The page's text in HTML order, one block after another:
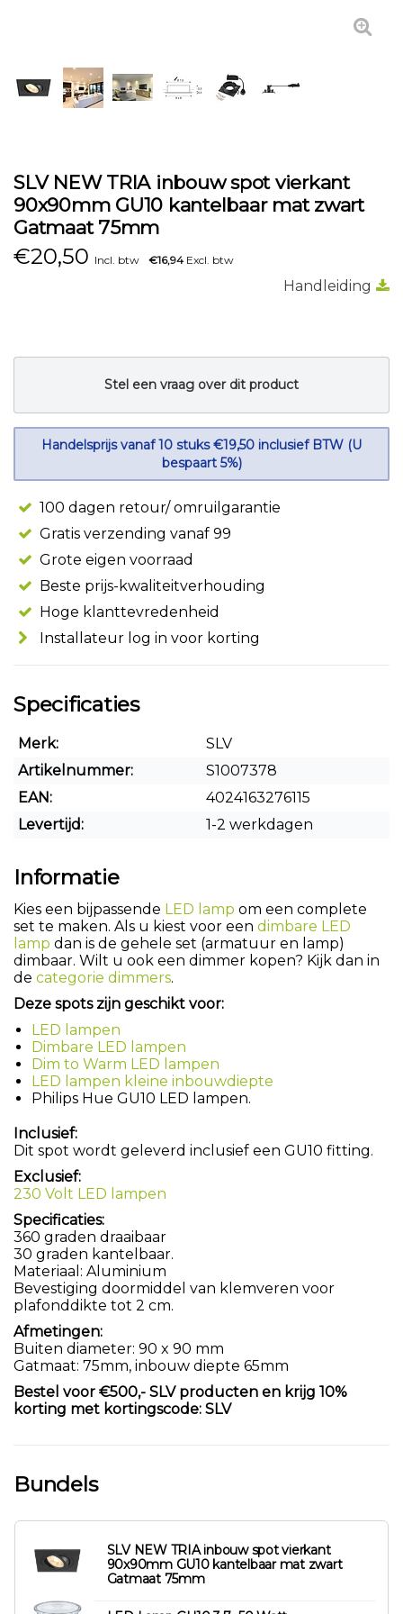
SLV NEW TRIA inbouw spot vierkant
90x90mm GU10 kantelbaar mat zwart
Gatmaat 75mm
€20,50 Incl. btw €16,94Excl. btw
Handleiding
Stel een vraag over dit product
Handelsprijs vanaf 10 stuks €19,50 inclusief BTW (U
bespaart 5%)
100 dagen retour/ omruilgarantie
Gratis verzending vanaf 99
Grote eigen voorraad
Beste prijs-kwaliteitverhouding
Hoge klanttevredenheid
Installateur log in voor korting
Specificaties
Merk:
SLV
Artikelnummer:
S1007378
EAN:
4024163276115
Levertijd:
1-2 werkdagen
Informatie
Kies een bijpassende LED lamp om een complete
set te maken. Als u kiest voor een dimbare LED
lamp dan is de gehele set (armatuur en lamp)
dimbaar. Wilt u ook een dimmer kopen? Kijk dan in
de categorie dimmers.
Deze spots zijn geschikt voor:
LED lampen
Dimbare LED lampen
Dim to Warm LED lampen
LED lampen kleine inbouwdiepte
Philips Hue GU10 LED lampen.
Inclusief:
Dit spot wordt geleverd inclusief een GU10 fitting.
Exclusief:
230 Volt LED lampen
Specificaties:
360 graden draaibaar
30 graden kantelbaar.
Materiaal: Aluminium
Bevestiging doormiddel van klemveren voor
plafonddikte tot 2 cm.
Afmetingen:
Buiten diameter: 90 x 90 mm
Gatmaat: 75mm, inbouw diepte 65mm
Bestel voor €500,- SLV producten en krijg 10%
korting met kortingscode: SLV
Bundels
SLV NEW TRIA inbouw spot vierkant
90x90mm GU10 kantelbaar mat zwart
Gatmaat 75mm